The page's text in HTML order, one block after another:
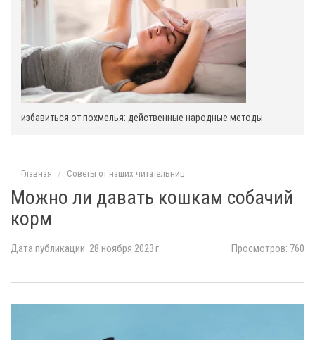
избавиться от похмелья: действенные народные методы
Главная Советы от наших читательниц
Можно ли давать кошкам собачий
корм
Дата публикации: 28 ноября 2023 г. Просмотров: 760